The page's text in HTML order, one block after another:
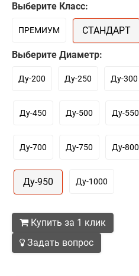
Выберите Класс:
ПРЕМИУМ СТАНДАРТ
Выберите Диаметр:
Ду-200 Ду-250 Ду-300
Ду-450 Ду-500 Ду-550
Ду-700 Ду-750 Ду-800
Ду-950 Ду-1000
Купить за 1 клик
Задать вопрос